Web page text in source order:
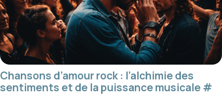
Chansons d’amour rock : l’alchimie des
sentiments et de la puissance musicale#